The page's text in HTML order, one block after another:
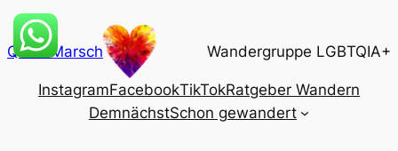
Zum
Inhalt
springen
QueerMarsch Wandergruppe LGBTQIA+
InstagramFacebookTikTokRatgeber Wandern
DemnächstSchon gewandert